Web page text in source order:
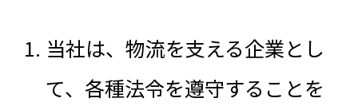
当社は、物流を支える企業とし
て、各種法令を遵守することを